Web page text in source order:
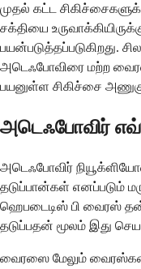
முதல் கட்ட
சக்தியை
பயன்படுத்தப்படுகிறது.
அடெஃபோவிரை மற்ற வைரஸ்
பயனுள்ள சிகிச்சை
அடெஃபோவிர்
அடெஃபோவிர்
தடுப்பான்கள் எனப்படும்
ஹெபடைடிஸ் பி வைரஸ்
தடுப்பதன் மூலம் இது
வைரஸை மேலும்